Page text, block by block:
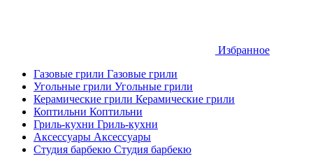
Избранное
Газовые грили Газовые грили
Угольные грили Угольные грили
Керамические грили Керамические грили
Коптильни Коптильни
Гриль-кухни Гриль-кухни
Аксессуары Аксессуары
Студия барбекю Студия барбекю